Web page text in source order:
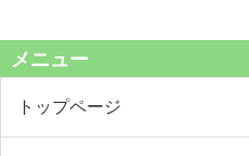
メニュー
トップページ